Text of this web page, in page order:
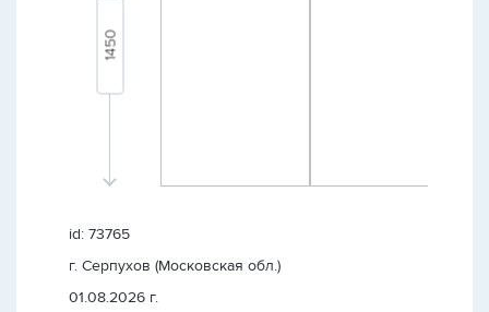
id: 73765
г. Серпухов (Московская обл.)
01.08.2026 г.